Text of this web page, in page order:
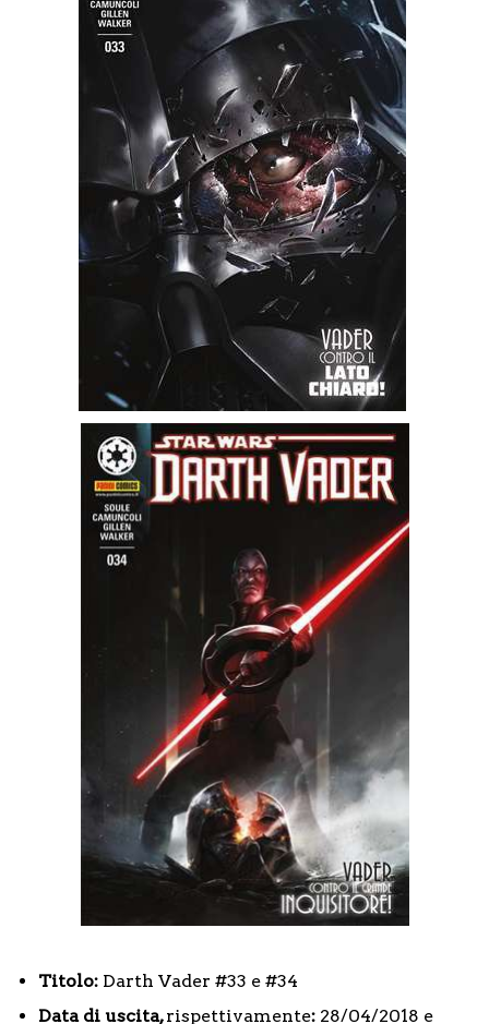
Titolo: Darth Vader #33 e #34
Data di uscita,rispettivamente: 28/04/2018 e